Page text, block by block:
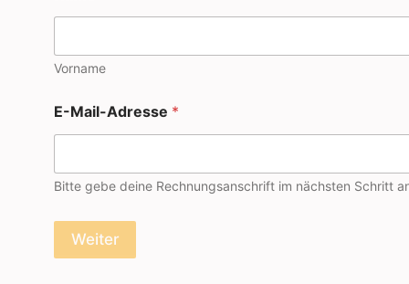
Vorname
E-Mail-Adresse *
Bitte gebe deine Rechnungsanschrift im nächsten Schritt
Weiter